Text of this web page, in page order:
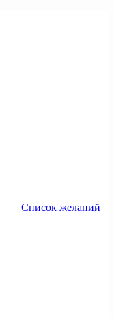
Список желаний